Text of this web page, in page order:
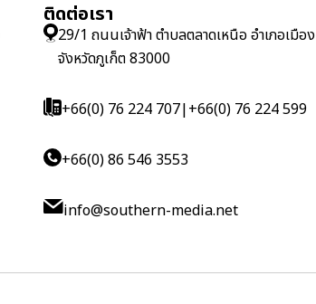
ติดต่อเรา
29/1 ถนนเจ้าฟ้า ตำบลตลาดเหนือ อำเภอเมือง
จังหวัดภูเก็ต 83000
+66(0) 76 224 707|+66(0) 76 224 599
+66(0) 86 546 3553
info@southern-media.net